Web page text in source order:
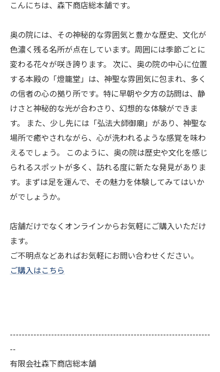
こんにちは、森下商店総本舗です。
奥の院には、その神秘的な雰囲気と豊かな歴史、文化が
色濃く残る名所が点在しています。周囲には季節ごとに
変わる花々が咲き誇ります。 次に、奥の院の中心に位置
する本殿の「燈籠堂」は、神聖な雰囲気に包まれ、多く
の信者の心の拠り所です。特に早朝や夕方の訪問は、静
けさと神秘的な光が合わさり、幻想的な体験ができま
す。 また、少し先には「弘法大師御廟」があり、神聖な
場所で癒やされながら、心が洗われるような感覚を味わ
えるでしょう。 このように、奥の院は歴史や文化を感じ
られるスポットが多く、訪れる度に新たな発見がありま
す。まずは足を運んで、その魅力を体験してみてはいか
がでしょうか。
店舗だけでなくオンラインからお気軽にご購入いただけ
ます。
ご不明点などあればお気軽にお問い合わせください。
ご購入はこちら
--------------------------------------------------------------------
--
有限会社森下商店総本舗